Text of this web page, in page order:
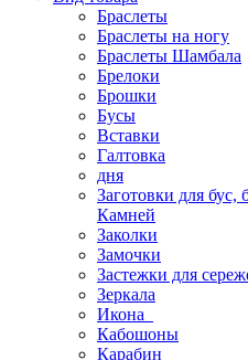
Браслеты
Браслеты на ногу
Браслеты Шамбала
Брелоки
Брошки
Бусы
Вставки
Галтовка
дня
Заготовки для бус,
Камней
Заколки
Замочки
Застежки для
Зеркала
Икона
Кабошоны
Карабин